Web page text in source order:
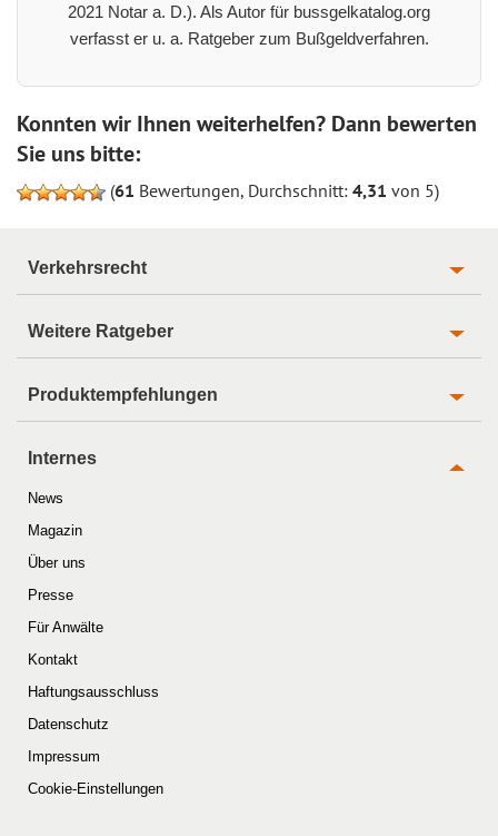
2021 Notar a. D.). Als Autor für bussgelkatalog.org
verfasst er u. a. Ratgeber zum Bußgeldverfahren.
Konnten wir Ihnen weiterhelfen? Dann bewerten
Sie uns bitte:
(61 Bewertungen, Durchschnitt: 4,31 von 5)
Verkehrsrecht
Weitere Ratgeber
Produktempfehlungen
Internes
News
Magazin
Über uns
Presse
Für Anwälte
Kontakt
Haftungsausschluss
Datenschutz
Impressum
Cookie-Einstellungen